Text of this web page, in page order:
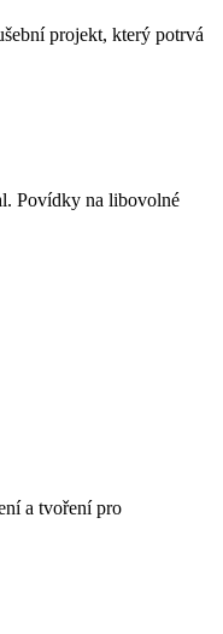
projekt, který potrvá
Povídky na libovolné
a tvoření pro